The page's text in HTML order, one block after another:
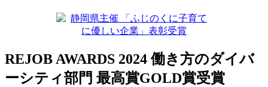
REJOB AWARDS 2024 働き方のダイバ
ーシティ部門 最高賞GOLD賞受賞